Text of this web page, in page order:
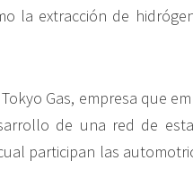
la extracción de
Gas, empresa que
de una red de
participan las